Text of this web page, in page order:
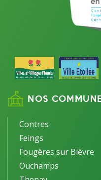
NOS
Contres
Feings
Fougères sur Bièvre
Ouchamps